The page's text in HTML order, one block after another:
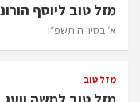
מזל טוב ליוסף
א׳ בסיון ה׳תשפ״ו
מזל טוב